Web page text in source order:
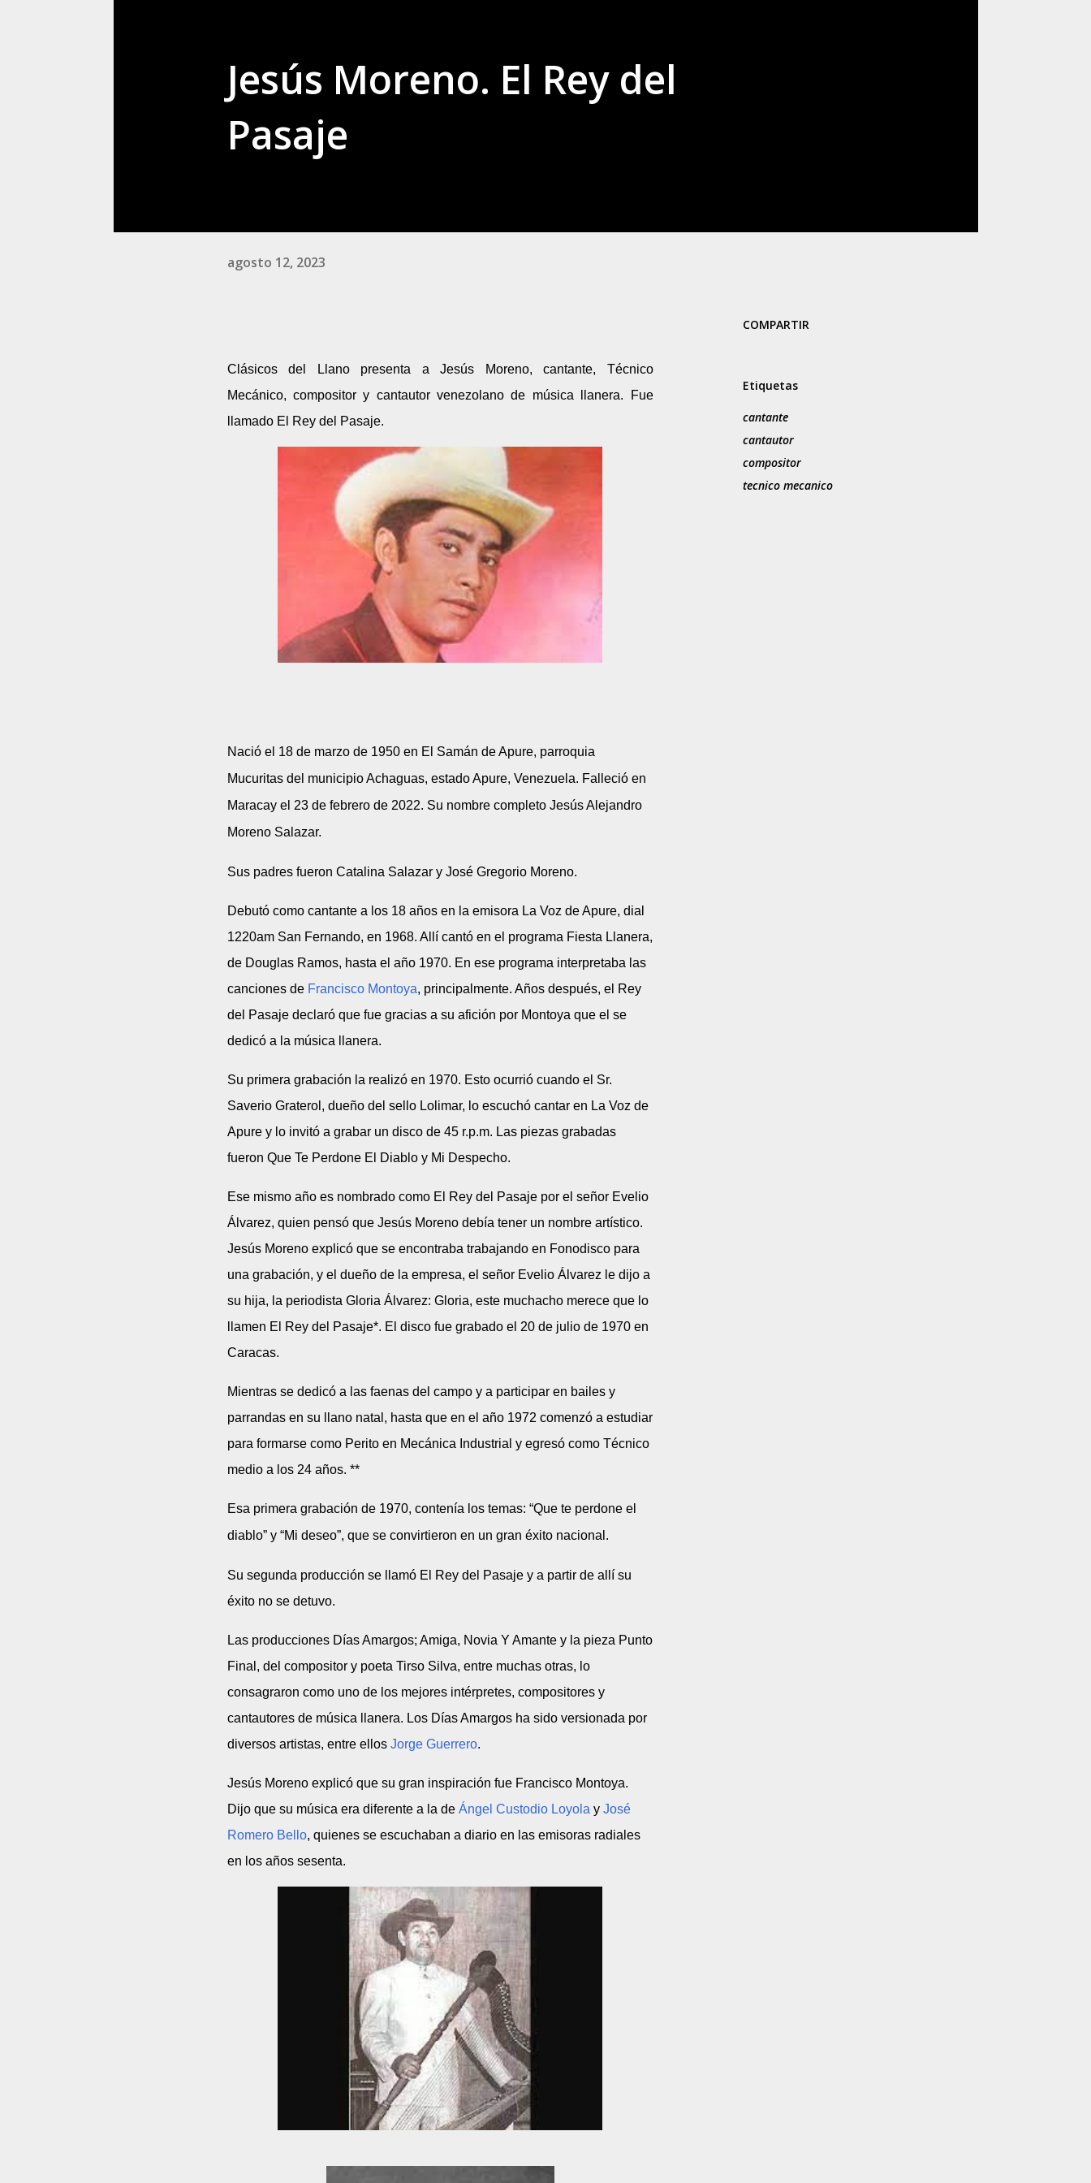
Jesús Moreno. El Rey del
Pasaje
agosto 12, 2023
Clásicos del Llano presenta a Jesús Moreno, cantante, Técnico
Mecánico, compositor y cantautor venezolano de música llanera. Fue
llamado El Rey del Pasaje.
Nació el 18 de marzo de 1950 en El Samán de Apure, parroquia
Mucuritas del municipio Achaguas, estado Apure, Venezuela. Falleció en
Maracay el 23 de febrero de 2022. Su nombre completo Jesús Alejandro
Moreno Salazar.
Sus padres fueron Catalina Salazar y José Gregorio Moreno.
Debutó como cantante a los 18 años en la emisora La Voz de Apure, dial
1220am San Fernando, en 1968. Allí cantó en el programa Fiesta Llanera,
de Douglas Ramos, hasta el año 1970. En ese programa interpretaba las
canciones de Francisco Montoya, principalmente. Años después, el Rey
del Pasaje declaró que fue gracias a su afición por Montoya que el se
dedicó a la música llanera.
Su primera grabación la realizó en 1970. Esto ocurrió cuando el Sr.
Saverio Graterol, dueño del sello Lolimar, lo escuchó cantar en La Voz de
Apure y lo invitó a grabar un disco de 45 r.p.m. Las piezas grabadas
fueron Que Te Perdone El Diablo y Mi Despecho.
Ese mismo año es nombrado como El Rey del Pasaje por el señor Evelio
Álvarez, quien pensó que Jesús Moreno debía tener un nombre artístico.
Jesús Moreno explicó que se encontraba trabajando en Fonodisco para
una grabación, y el dueño de la empresa, el señor Evelio Álvarez le dijo a
su hija, la periodista Gloria Álvarez: Gloria, este muchacho merece que lo
llamen El Rey del Pasaje*. El disco fue grabado el 20 de julio de 1970 en
Caracas.
Mientras se dedicó a las faenas del campo y a participar en bailes y
parrandas en su llano natal, hasta que en el año 1972 comenzó a estudiar
para formarse como Perito en Mecánica Industrial y egresó como Técnico
medio a los 24 años. **
Esa primera grabación de 1970, contenía los temas: “Que te perdone el
diablo” y “Mi deseo”, que se convirtieron en un gran éxito nacional.
Su segunda producción se llamó El Rey del Pasaje y a partir de allí su
éxito no se detuvo.
Las producciones Días Amargos; Amiga, Novia Y Amante y la pieza Punto
Final, del compositor y poeta Tirso Silva, entre muchas otras, lo
consagraron como uno de los mejores intérpretes, compositores y
cantautores de música llanera. Los Días Amargos ha sido versionada por
diversos artistas, entre ellos Jorge Guerrero.
Jesús Moreno explicó que su gran inspiración fue Francisco Montoya.
Dijo que su música era diferente a la de Ángel Custodio Loyola y José
Romero Bello, quienes se escuchaban a diario en las emisoras radiales
en los años sesenta.
COMPARTIR
Etiquetas
cantante
cantautor
compositor
tecnico mecanico